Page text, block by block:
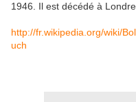
1946. Il est décédé à
http://fr.wikipedia.org/wiki/
uch